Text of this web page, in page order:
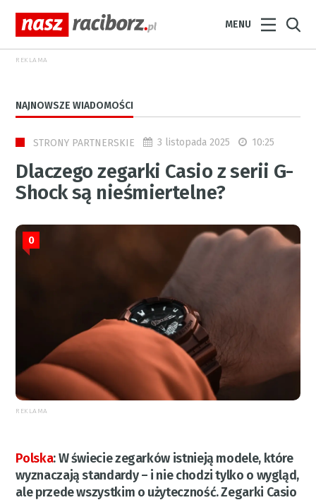
MENU
REKLAMA
NAJNOWSZE WIADOMOŚCI
STRONY PARTNERSKIE 3 listopada 2025 10:25
Dlaczego zegarki Casio z serii G-
Shock są nieśmiertelne?
0
REKLAMA
Polska:W świecie zegarków istnieją modele, które
wyznaczają standardy – i nie chodzi tylko o wygląd,
ale przede wszystkim o użyteczność.Zegarki Casio